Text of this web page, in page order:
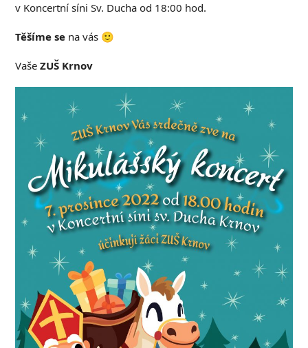
v Koncertní síni Sv. Ducha od 18:00 hod.
Těšíme se na vás 🙂
VašeZUŠ Krnov